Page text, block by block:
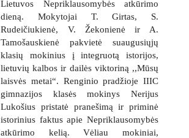
gimnazija
Lietuvos Nepriklausomybės atkūrimo
dieną. Mokytojai T. Girtas, S.
Rudeičiukienė, V. Žekonienė ir A.
Tamošauskienė pakvietė suaugusiųjų
klasių mokinius į integruotą istorijos,
lietuvių kalbos ir dailės viktoriną ,,Mūsų
laisvės metai“. Renginio pradžioje IIIC
gimnazijos klasės mokinys Nerijus
Lukošius pristatė pranešimą ir priminė
istorinius faktus apie Nepriklausomybės
atkūrimo kelią. Vėliau mokiniai,